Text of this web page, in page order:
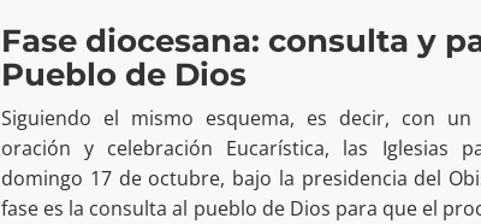
Fase diocesana: consulta y
Pueblo de Dios
Siguiendo el mismo esquema, es decir, con
oración y celebración Eucarística, las Iglesias
domingo 17 de octubre, bajo la presidencia del
fase es la consulta al pueblo de Dios para que el